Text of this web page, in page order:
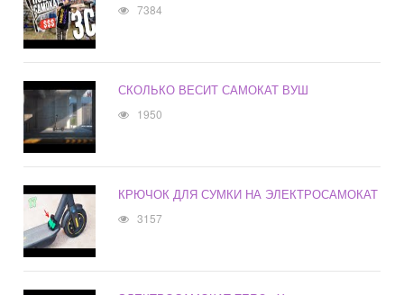
7384
СКОЛЬКО ВЕСИТ САМОКАТ ВУШ
1950
КРЮЧОК ДЛЯ СУМКИ НА ЭЛЕКТРОСАМОКАТ
3157